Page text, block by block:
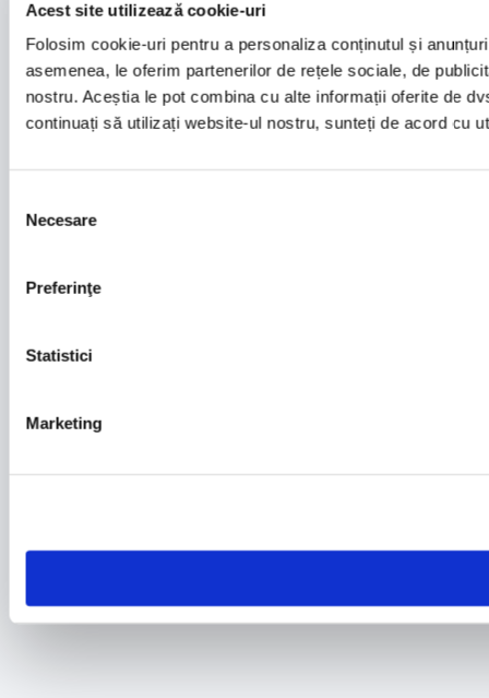
Acest site utilizează cookie-uri
Folosim cookie-uri pentru a personaliza conținutul și
asemenea, le oferim partenerilor de rețele sociale, de
nostru. Aceștia le pot combina cu alte informații oferite de
continuați să utilizați website-ul nostru, sunteți de acord cu
consimțământului
Necesare
Preferinţe
Statistici
Marketing